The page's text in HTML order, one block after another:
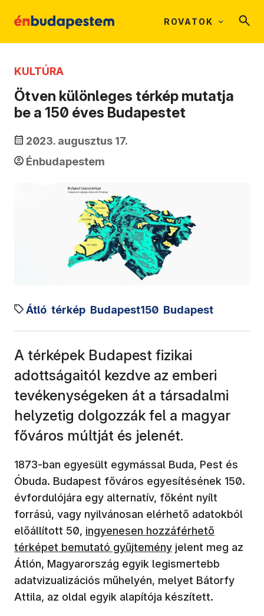
ROVATOK
KULTÚRA
Ötven különleges térkép mutatja
be a 150 éves Budapestet
2023. augusztus 17.
Énbudapestem
Átló térkép Budapest150 Budapest
A térképek Budapest fizikai
adottságaitól kezdve az emberi
tevékenységeken át a társadalmi
helyzetig dolgozzák fel a magyar
főváros múltját és jelenét.
1873-ban egyesült egymással Buda, Pest és
Óbuda. Budapest főváros egyesítésének 150.
évfordulójára egy alternatív, főként nyílt
forrású, vagy nyilvánosan elérhető adatokból
előállított 50, ingyenesen hozzáférhető
térképet bemutató gyűjtemény jelent meg az
Átlón, Magyarország egyik legismertebb
adatvizualizációs műhelyén, melyet Bátorfy
Attila, az oldal egyik alapítója készített.